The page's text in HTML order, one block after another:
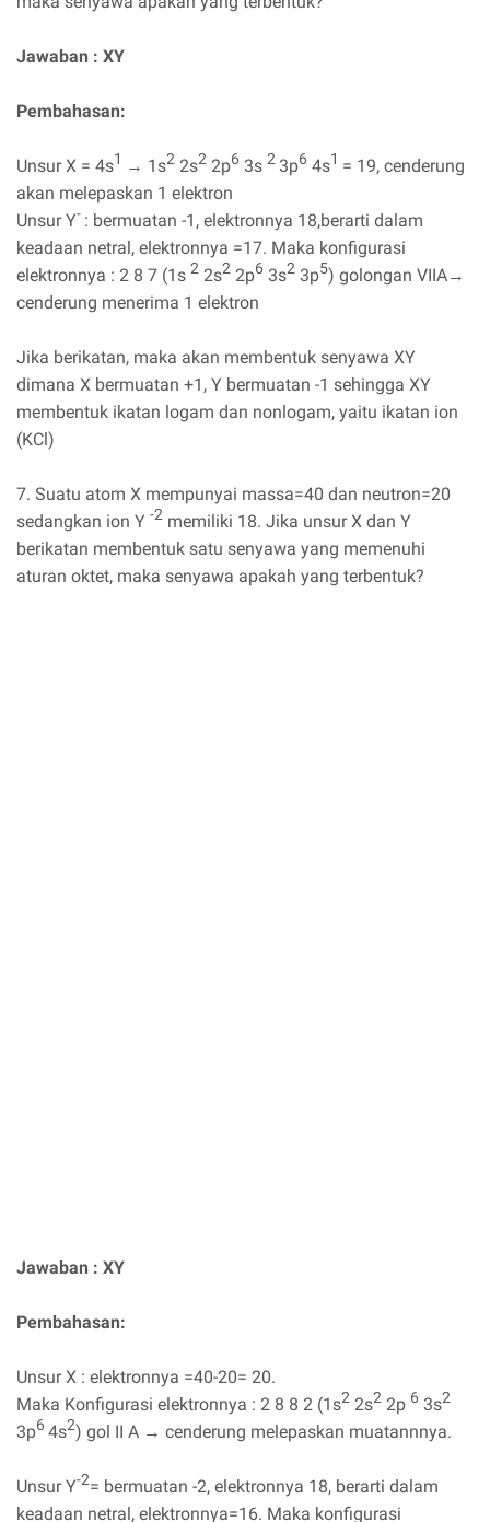
Jawaban : XY
Pembahasan:
Unsur X = 4s1 → 1s2 2s2 2p6 3s 23p6 4s1 = 19, cenderung
akan melepaskan 1 elektron
Unsur Y- : bermuatan -1, elektronnya 18,berarti dalam
keadaan netral, elektronnya =17. Maka konfigurasi
elektronnya : 2 8 7 (1s 2 2s2 2p6 3s2 3p5) golongan VIIA→
cenderung menerima 1 elektron
Jika berikatan, maka akan membentuk senyawa XY
dimana X bermuatan +1, Y bermuatan -1 sehingga XY
membentuk ikatan logam dan nonlogam, yaitu ikatan ion
(KCl)
7. Suatu atom X mempunyai massa=40 dan neutron=20
sedangkan ion Y -2 memiliki 18. Jika unsur X dan Y
berikatan membentuk satu senyawa yang memenuhi
aturan oktet, maka senyawa apakah yang terbentuk?
Jawaban : XY
Pembahasan:
Unsur X : elektronnya =40-20= 20.
Maka Konfigurasi elektronnya : 2 8 8 2 (1s2 2s2 2p 6 3s2
3p6 4s2) gol II A → cenderung melepaskan muatannnya.
Unsur Y-2= bermuatan -2, elektronnya 18, berarti dalam
keadaan netral, elektronnya=16. Maka konfigurasi